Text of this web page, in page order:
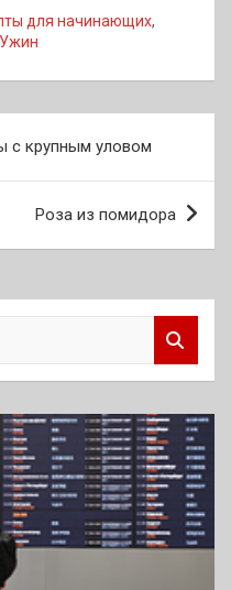
для начинающих,
Ужин
с крупным уловом
Роза из помидора